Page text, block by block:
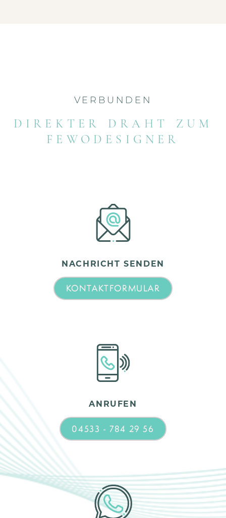
VERBUNDEN
DIREKTER DRAHT ZUM
FEWODESIGNER
NACHRICHT SENDEN
KONTAKTFORMULAR
ANRUFEN
04533 - 784 29 56